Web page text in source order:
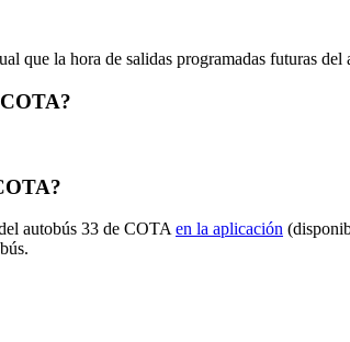
que la hora de salidas programadas futuras del
autobús 33 de COTA en la aplicación